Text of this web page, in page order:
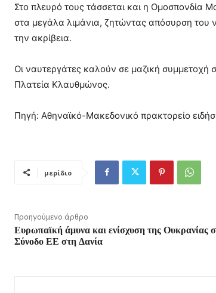
Στο πλευρό τους τάσσεται και η
στα μεγάλα λιμάνια, ζητώντας απόσυρση του
την ακρίβεια.
Οι ναυτεργάτες καλούν σε μαζική συμμετοχή
Πλατεία Κλαυθμώνος.
Πηγή: Αθηναϊκό-Μακεδονικό πρακτορείο
μερίδιο
Προηγούμενο άρθρο
Ευρωπαϊκή άμυνα και ενίσχυση της Ουκρανίας
Σύνοδο ΕΕ στη Δανία